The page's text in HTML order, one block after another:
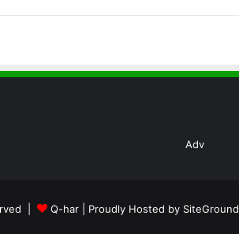
Adv
| Q-har | Proudly Hosted by SiteGround